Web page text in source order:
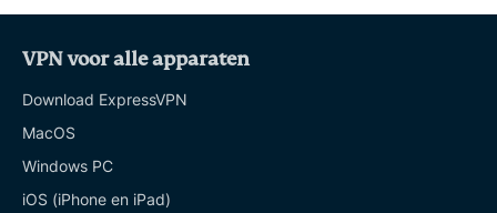
VPN voor alle apparaten
Download ExpressVPN
MacOS
Windows PC
iOS (iPhone en iPad)